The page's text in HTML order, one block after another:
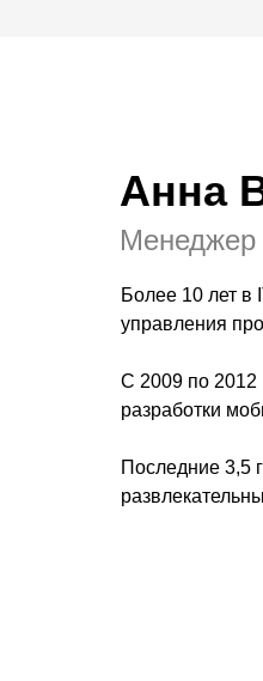
Более 10 лет в
управления
С 2009 по 2012
разработки
Последние 3,5
Менеджер
Анна